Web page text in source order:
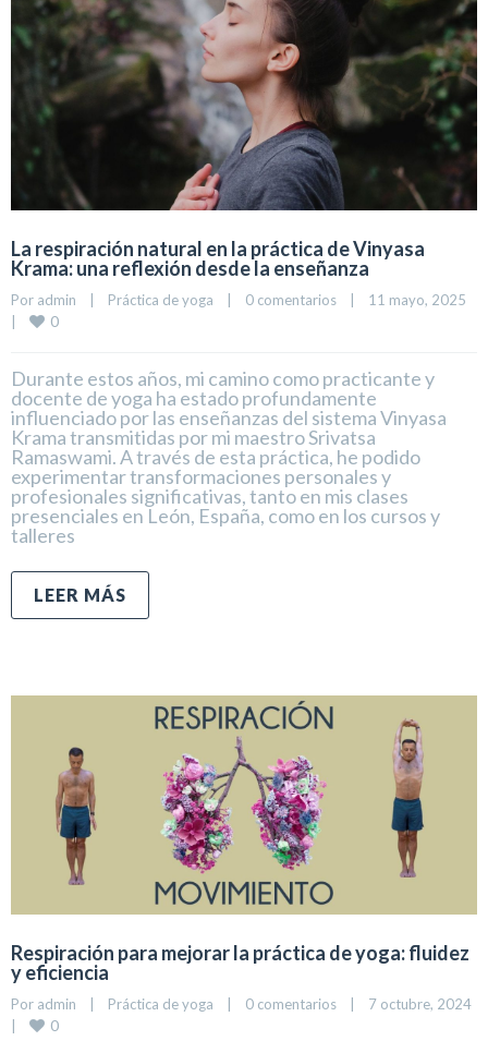
La respiración natural en la práctica de Vinyasa
Krama: una reflexión desde la enseñanza
Por admin | Práctica de yoga | 0 comentarios |
|
0
Durante estos años, mi camino como practicante y
docente de yoga ha estado profundamente
influenciado por las enseñanzas del sistema Vinyasa
Krama transmitidas por mi maestro Srivatsa
Ramaswami. A través de esta práctica, he podido
experimentar transformaciones personales y
profesionales significativas, tanto en mis clases
presenciales en León, España, como en los cursos y
talleres
LEER MÁS
Respiración para mejorar la práctica de yoga: fluidez
y eficiencia
Por admin Práctica de yoga 0 comentarios
0